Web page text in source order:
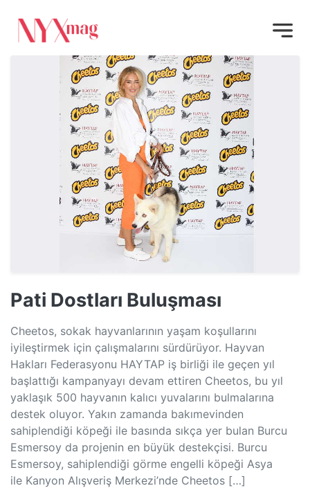
Pati Dostları Buluşması
Cheetos, sokak hayvanlarının yaşam koşullarını
iyileştirmek için çalışmalarını sürdürüyor. Hayvan
Hakları Federasyonu HAYTAP iş birliği ile geçen yıl
başlattığı kampanyayı devam ettiren Cheetos, bu yıl
yaklaşık 500 hayvanın kalıcı yuvalarını bulmalarına
destek oluyor. Yakın zamanda bakımevinden
sahiplendiği köpeği ile basında sıkça yer bulan Burcu
Esmersoy da projenin en büyük destekçisi. Burcu
Esmersoy, sahiplendiği görme engelli köpeği Asya
ile Kanyon Alışveriş Merkezi’nde Cheetos […]